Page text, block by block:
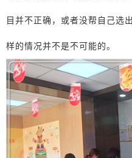
目并不正确，或者没帮自己选
样的情况并不是不可能的。